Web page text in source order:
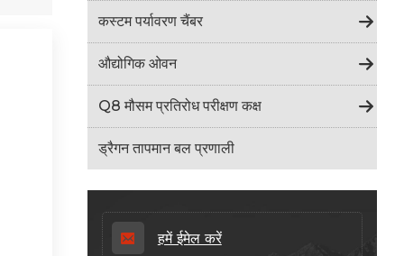
日本語
Tiếng Việt
中文
कस्टम पर्यावरण चैंबर
औद्योगिक ओवन
Q8 मौसम प्रतिरोध परीक्षण कक्ष
ड्रैगन तापमान बल प्रणाली
हमें ईमेल करें